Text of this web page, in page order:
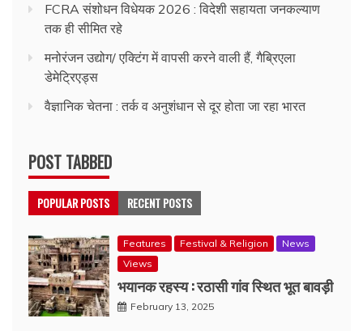
FCRA संशोधन विधेयक 2026 : विदेशी सहायता जनकल्याण
तक ही सीमित रहे
मनोरंजन उद्योग/ एक्टिंग में वापसी करने वाली हैं, गैब्रिएला
डेमेट्रिएड्स
वैज्ञानिक चेतना : तर्क व अनुशंधान से दूर होता जा रहा भारत
POST TABBED
POPULAR POSTS RECENT POSTS
Features Festival & Religion
News
Views
भयानक रहस्य : रठासी गांव स्थित भूत बावड़ी
February 13, 2025